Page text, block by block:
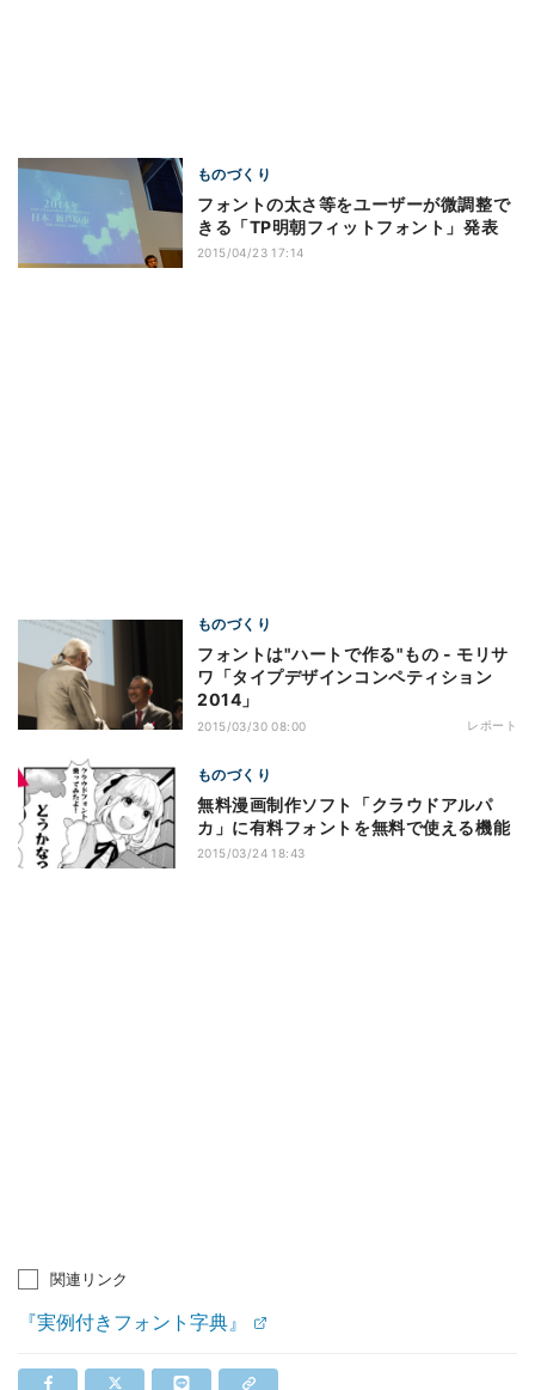
ものづくり
フォントの太さ等をユーザーが微調整で
きる「TP明朝フィットフォント」発表
2015/04/23 17:14
ものづくり
フォントは"ハートで作る"もの - モリサ
ワ「タイプデザインコンペティション
2014」
2015/03/30 08:00 レポート
ものづくり
無料漫画制作ソフト「クラウドアルパ
カ」に有料フォントを無料で使える機能
2015/03/24 18:43
関連リンク
『実例付きフォント字典』